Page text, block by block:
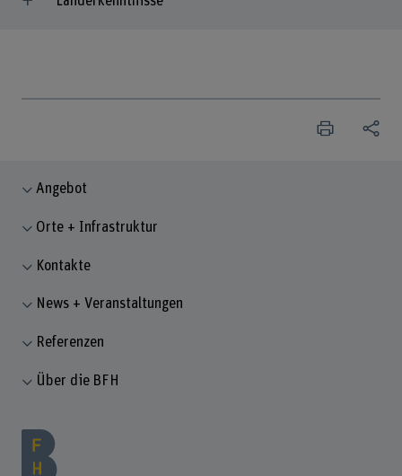
Angebot
Orte + Infrastruktur
Kontakte
News + Veranstaltungen
Referenzen
Über die BFH